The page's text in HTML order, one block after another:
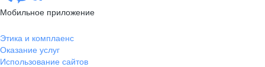
10 этаж, помещение 45-1
pr@rabota.by
Мобильное приложение
Этика и комплаенс
Оказание услуг
Использование сайтов